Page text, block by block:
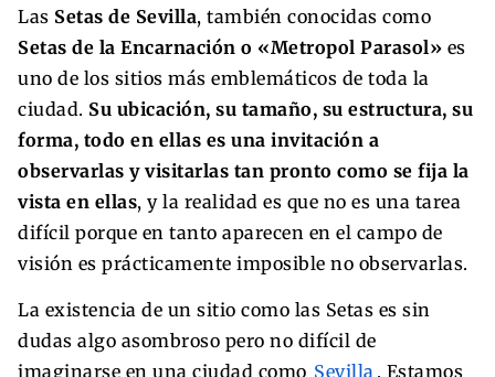
Las Setas de Sevilla, también conocidas como
Setas de la Encarnación o «Metropol Parasol» es
uno de los sitios más emblemáticos de toda la
ciudad. Su ubicación, su tamaño, su estructura, su
forma, todo en ellas es una invitación a
observarlas y visitarlas tan pronto como se fija la
vista en ellas, y la realidad es que no es una tarea
difícil porque en tanto aparecen en el campo de
visión es prácticamente imposible no observarlas.
La existencia de un sitio como las Setas es sin
dudas algo asombroso pero no difícil de
imaginarse en una ciudad como Sevilla . Estamos